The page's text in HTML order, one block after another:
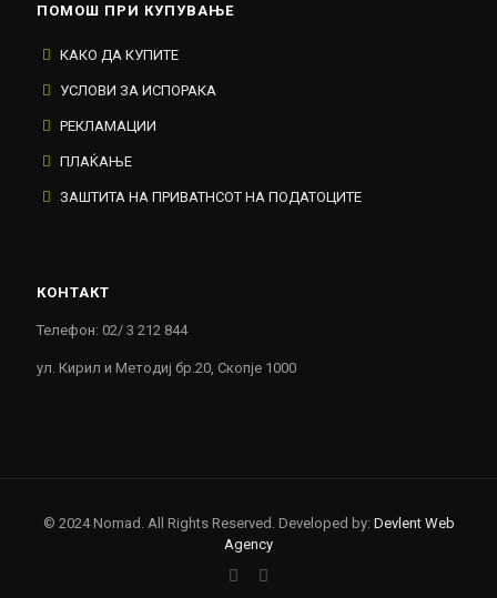
ПОМОШ ПРИ КУПУВАЊЕ
КАКО ДА КУПИТЕ
УСЛОВИ ЗА ИСПОРАКА
РЕКЛАМАЦИИ
ПЛАЌАЊЕ
ЗАШТИТА НА ПРИВАТНСОТ НА ПОДАТОЦИТЕ
КОНТАКТ
Телефон: 02/ 3 212 844
ул. Кирил и Методиј бр.20, Скопје 1000
© 2024 Nomad. All Rights Reserved. Developed by: Devlent Web
Agency